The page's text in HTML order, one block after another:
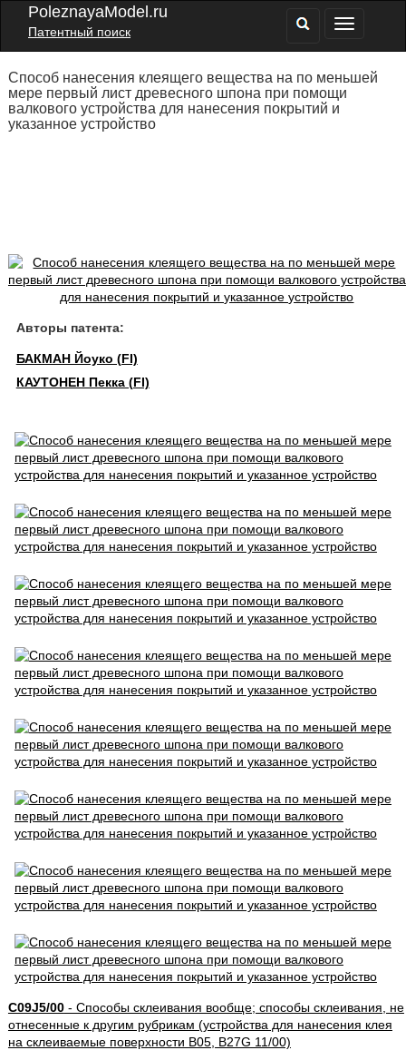
PoleznayaModel.ru
Патентный поиск
Способ нанесения клеящего вещества на по меньшей
мере первый лист древесного шпона при помощи
валкового устройства для нанесения покрытий и
указанное устройство
Авторы патента:
БАКМАН Йоуко (FI)
КАУТОНЕН Пекка (FI)
C09J5/00- Способы склеивания вообще; способы склеивания, не
отнесенные к другим рубрикам (устройства для нанесения клея
на склеиваемые поверхности B05, B27G 11/00)